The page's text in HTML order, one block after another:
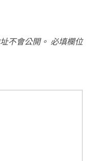
不會公開。 必填欄位